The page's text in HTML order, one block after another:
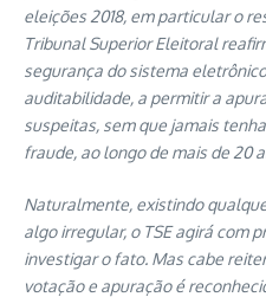
eleições 2018, em particular o
Tribunal Superior Eleitoral
segurança do sistema
auditabilidade, a permitir a
suspeitas, sem que jamais
fraude, ao longo de mais de 20
Naturalmente, existindo
algo irregular, o TSE agirá com
investigar o fato. Mas cabe
votação e apuração é